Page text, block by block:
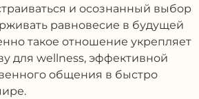
и осознанный выбор
равновесие в будущей
такое отношение укрепляет
для wellness, эффективной
общения в быстро